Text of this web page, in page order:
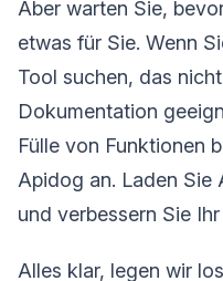
Aber warten Sie,
etwas für Sie. Wenn
Tool suchen, das
Dokumentation
Fülle von Funktionen
Apidog an. Laden Sie
und verbessern Sie
Alles klar, legen wir